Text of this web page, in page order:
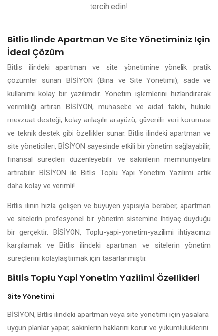
tercih edin!
Bitlis Ilinde Apartman Ve Site Yönetiminiz Için
İdeal Çözüm
Bitlis ilindeki apartman ve site yönetimine yönelik pratik
çözümler sunan BİSİYON (Bina ve Site Yönetimi), sade ve
kullanımı kolay bir yazılımdır. Yönetim işlemlerini hızlandırarak
verimliliği artıran BİSİYON, muhasebe ve aidat takibi, hukuki
mevzuat desteği, kolay anlaşılır arayüzü, güvenilir veri koruması
ve teknik destek gibi özellikler sunar. Bitlis ilindeki apartman ve
site yöneticileri, BİSİYON sayesinde etkili bir yönetim sağlayabilir,
finansal süreçleri düzenleyebilir ve sakinlerin memnuniyetini
artırabilir. BİSİYON ile Bitlis Toplu Yapi Yonetim Yazilimi artık
daha kolay ve verimli!
Bitlis ilinin hızla gelişen ve büyüyen yapısıyla beraber, apartman
ve sitelerin profesyonel bir yönetim sistemine ihtiyaç duyduğu
bir gerçektir. BİSİYON, Toplu-yapi-yonetim-yazilimi ihtiyacınızı
karşılamak ve Bitlis ilindeki apartman ve sitelerin yönetim
süreçlerini kolaylaştırmak için tasarlanmıştır.
Bitlis Toplu Yapi Yonetim Yazilimi Özellikleri
Site Yönetimi
BİSİYON, Bitlis ilindeki apartman veya site yönetimi için yasalara
uygun planlar yapar, sakinlerin haklarını korur ve yükümlülüklerini